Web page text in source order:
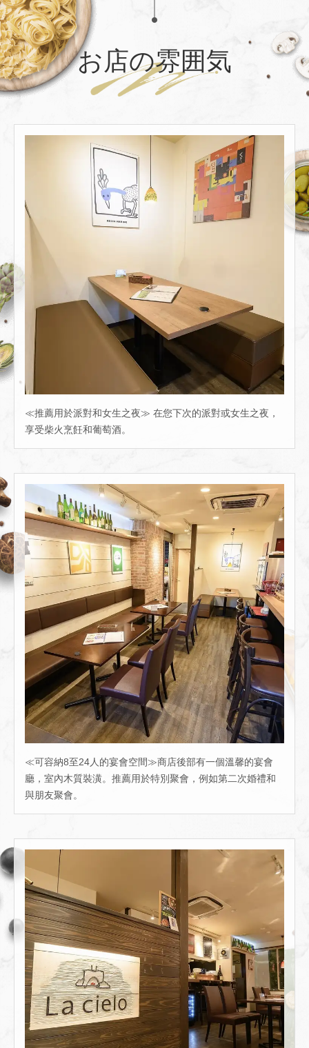
お店の雰囲気
≪推薦用於派對和女生之夜≫ 在您下次的派對或女生之夜，
享受柴火烹飪和葡萄酒。
≪可容納8至24人的宴會空間≫商店後部有一個溫馨的宴會
廳，室內木質裝潢。推薦用於特別聚會，例如第二次婚禮和
與朋友聚會。